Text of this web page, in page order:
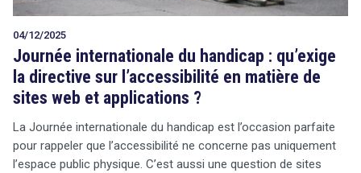
04/12/2025
Journée internationale du handicap : qu’exige
la directive sur l’accessibilité en matière de
sites web et applications ?
La Journée internationale du handicap est l’occasion parfaite
pour rappeler que l’accessibilité ne concerne pas uniquement
l’espace public physique. C’est aussi une question de sites